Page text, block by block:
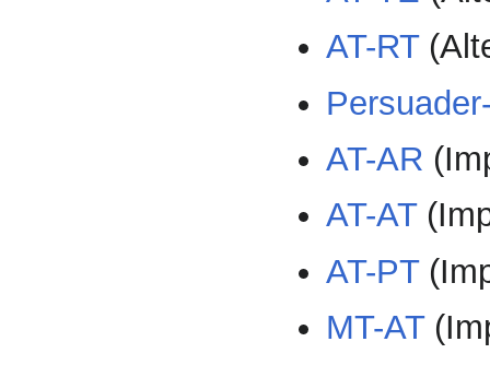
AT-RT
AT-AR
AT-AT
AT-PT
MT-AT